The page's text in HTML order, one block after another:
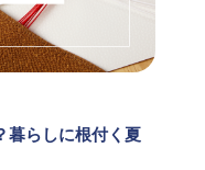
暮らしに根付く夏